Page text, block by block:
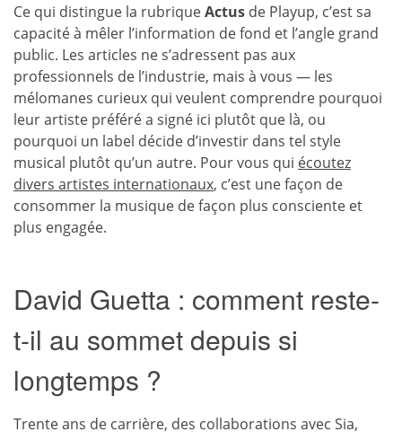
Ce qui distingue la rubriqueActus de Playup, c’est sa
capacité à mêler l’information de fond et l’angle grand
public. Les articles ne s’adressent pas aux
professionnels de l’industrie, mais à vous — les
mélomanes curieux qui veulent comprendre pourquoi
leur artiste préféré a signé ici plutôt que là, ou
pourquoi un label décide d’investir dans tel style
musical plutôt qu’un autre. Pour vous qui écoutez
divers artistes internationaux, c’est une façon de
consommer la musique de façon plus consciente et
plus engagée.
David Guetta : comment reste-
t-il au sommet depuis si
longtemps ?
Trente ans de carrière, des collaborations avec Sia,